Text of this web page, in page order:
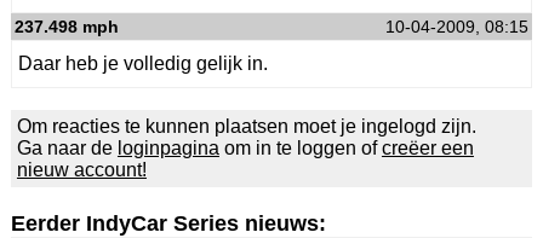
237.498 mph 10-04-2009, 08:15
Daar heb je volledig gelijk in.
Om reacties te kunnen plaatsen moet je ingelogd zijn.
Ga naar de loginpagina om in te loggen ofcreëer een
nieuw account!
Eerder IndyCar Series nieuws: